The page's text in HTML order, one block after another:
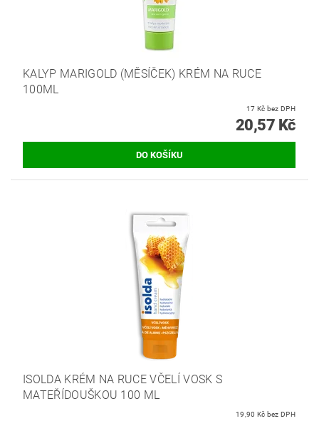
KALYP MARIGOLD (MĚSÍČEK) KRÉM NA RUCE
100ML
17 Kč bez DPH
20,57 Kč
ISOLDA KRÉM NA RUCE VČELÍ VOSK S
MATEŘÍDOUŠKOU 100 ML
19,90 Kč bez DPH